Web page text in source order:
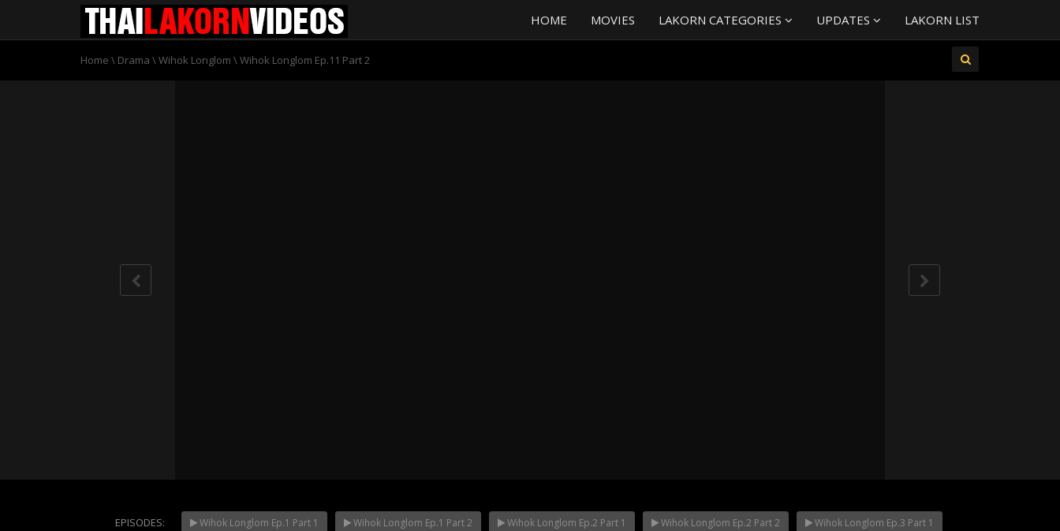
HOME MOVIES LAKORN CATEGORIES UPDATES LAKORN LIST
Home \ Drama \Wihok Longlom \Wihok Longlom Ep.11 Part 2
EPISODES: Wihok Longlom Ep.1 Part 1 Wihok Longlom Ep.1 Part 2 Wihok Longlom Ep.2 Part 1 Wihok Longlom Ep.2 Part 2 Wihok Longlom Ep.3 Part 1